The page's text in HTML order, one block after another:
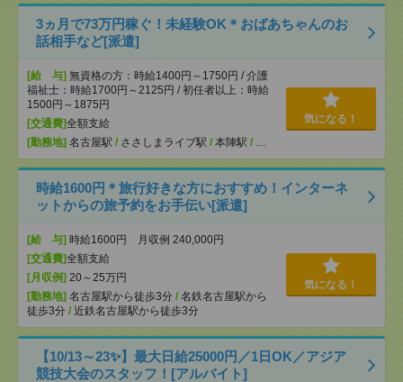
3ヵ月で73万円稼ぐ！未経験OK＊おばあちゃんのお
話相手など[派遣]
[給 与] 無資格の方：時給1400円～1750円 / 介護
福祉士：時給1700円～2125円 / 初任者以上：時給
1500円～1875円
[交通費]全額支給
[勤務地] 名古屋駅 / ささしまライブ駅 / 本陣駅 / …
気になる！
時給1600円＊旅行好きな方におすすめ！インターネ
ットからの旅予約をお手伝い[派遣]
[給 与] 時給1600円 月収例 240,000円
[交通費]全額支給
[月収例] 20～25万円
[勤務地] 名古屋駅から徒歩3分 / 名鉄名古屋駅から
徒歩3分 / 近鉄名古屋駅から徒歩3分
気になる！
【10/13～23✨】最大日給25000円／1日OK／アジア
競技大会のスタッフ！[アルバイト]